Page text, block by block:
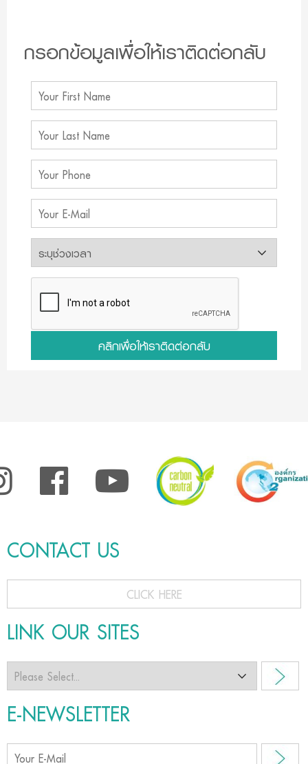
กรอกข้อมูลเพื่อให้เราติดต่อกลับ
คลิกเพื่อให้เราติดต่อกลับ
CONTACT US
CLICK HERE
LINK OUR SITES
E-NEWSLETTER